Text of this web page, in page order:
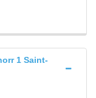
1 Saint-